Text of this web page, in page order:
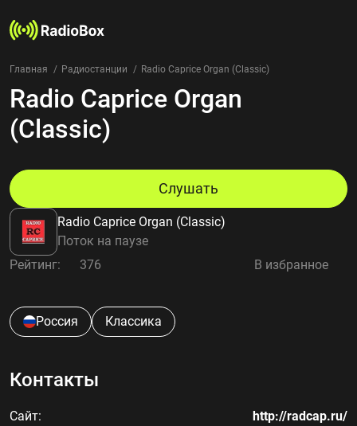
Радиостанции
Жанры
Страны
Избранное
Добавить радиостанцию
Контакты
Главная Радиостанции Radio Caprice Organ (Classic)
Radio Caprice Organ
(Classic)
Radio Caprice Organ (Classic)
Поток на паузе
Слушать
Рейтинг: 376 В избранное
Россия Классика
Контакты
Сайт: http://radcap.ru/